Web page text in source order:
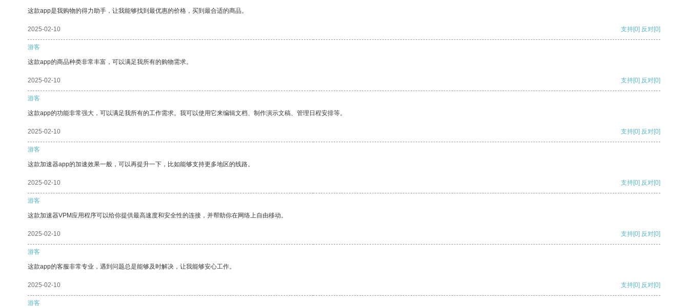
这款app是我购物的得力助手，让我能够找到最优惠的价格，买到最合适的商品。
2025-02-10 支持[0] 反对[0]
游客
这款app的商品种类非常丰富，可以满足我所有的购物需求。
2025-02-10 支持[0] 反对[0]
游客
这款app的功能非常强大，可以满足我所有的工作需求。我可以使用它来编辑文档、制作演示文稿、管理日程安排等。
2025-02-10 支持[0] 反对[0]
游客
这款加速器app的加速效果一般，可以再提升一下，比如能够支持更多地区的线路。
2025-02-10 支持[0] 反对[0]
游客
这款加速器VPM应用程序可以给你提供最高速度和安全性的连接，并帮助你在网络上自由移动。
2025-02-10 支持[0] 反对[0]
游客
这款app的客服非常专业，遇到问题总是能够及时解决，让我能够安心工作。
2025-02-10 支持[0] 反对[0]
游客